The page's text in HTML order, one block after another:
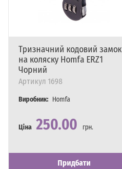
Тризначний кодовий замок
на коляску Homfa ERZ1
Чорний
Артикул 1698
Виробник: Homfa
Ціна 250.00 грн.
Наявність
Є в наявності
Придбати